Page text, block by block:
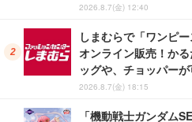
2026.8.7(金) 12:40
しまむらで「ワンピ
オンライン販売！か
ッグや、チョッパー
2026.8.7(金) 18:15
「機動戦士ガンダム